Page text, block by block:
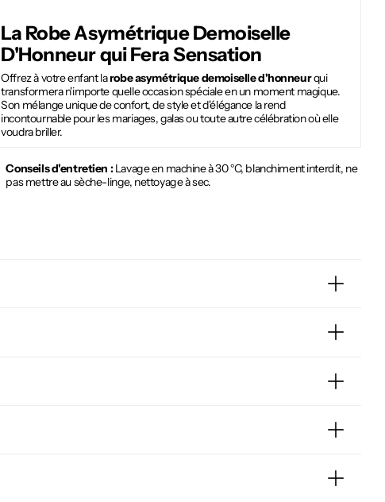
La Robe Asymétrique Demoiselle
D'Honneurqui Fera Sensation
Offrez à votre enfant larobe asymétrique demoiselle d'honneurqui
transformera n'importe quelle occasion spéciale en un moment magique.
Son mélange unique de confort, de style et d'élégance la rend
incontournable pour les mariages, galas ou toute autre célébration où elle
voudra briller.
Conseils d'entretien :Lavage en machine à 30 °C, blanchiment interdit, ne
pas mettre au sèche-linge, nettoyage à sec.